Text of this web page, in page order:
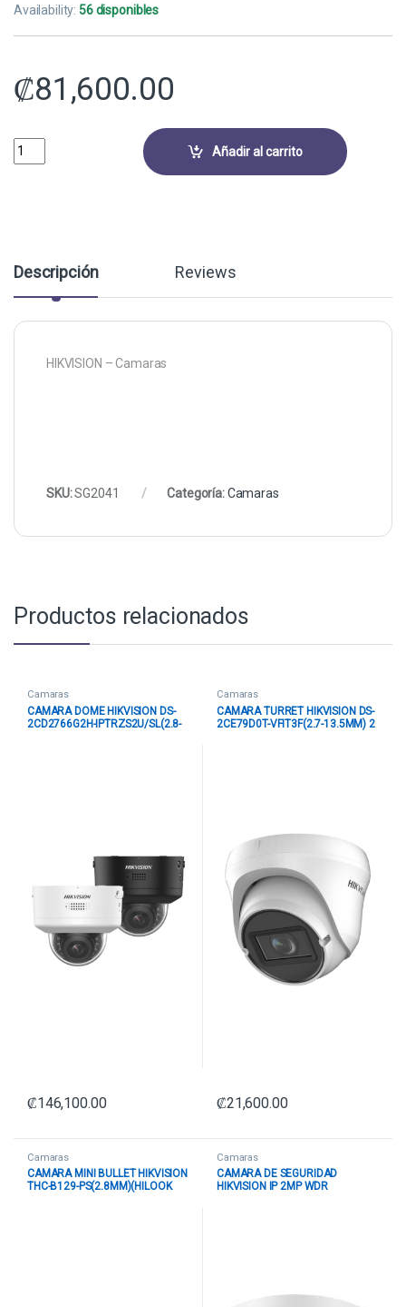
Availability:56 disponibles
₡81,600.00
CAMARA MINI BULLET HIKVISION DS-2CD2047G3-LI2UY/
Añadir al carrito
Descripción Reviews
HIKVISION – Camaras
SKU:SG2041 Categoría:Camaras
Productos relacionados
Camaras
CAMARA DOME HIKVISION DS-
2CD2766G2H-IPTRZS2U/SL(2.8-
₡146,100.00
Camaras
CAMARA TURRET HIKVISION DS-
2CE79D0T-VFIT3F(2.7-13.5MM) 2
₡21,600.00
Camaras
CAMARA MINI BULLET HIKVISION
THC-B129-PS(2.8MM)(HILOOK
Camaras
CAMARA DE SEGURIDAD
HIKVISION IP 2MP WDR